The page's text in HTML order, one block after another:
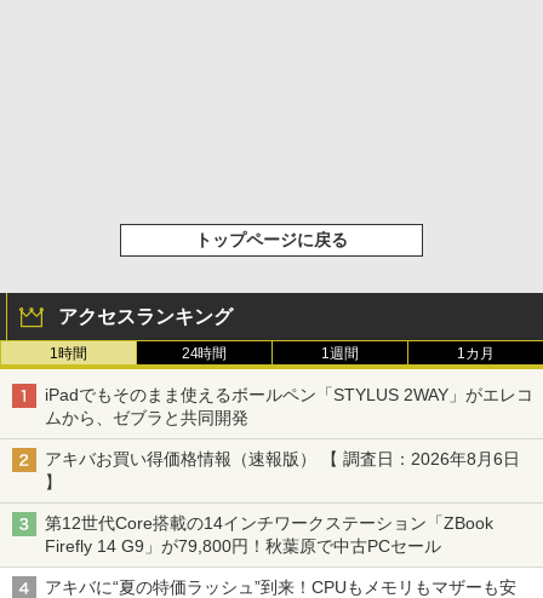
トップページに戻る
アクセスランキング
1時間 24時間 1週間 1カ月
iPadでもそのまま使えるボールペン「STYLUS 2WAY」がエレコ
ムから、ゼブラと共同開発
アキバお買い得価格情報（速報版） 【 調査日：2026年8月6日
】
第12世代Core搭載の14インチワークステーション「ZBook
Firefly 14 G9」が79,800円！秋葉原で中古PCセール
アキバに“夏の特価ラッシュ”到来！CPUもメモリもマザーも安